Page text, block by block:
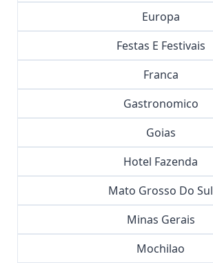
Europa
Festas E Festivais
Franca
Gastronomico
Goias
Hotel Fazenda
Mato Grosso Do Sul
Minas Gerais
Mochilao